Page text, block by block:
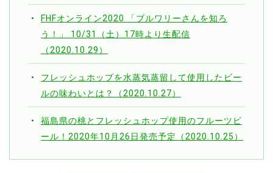
FHFオンライン2020 「ブルワリーさんを知ろ
う！」 10/31（土）17時より生配信
（2020.10.29）
フレッシュホップを水蒸気蒸留して使用したビー
ルの味わいとは？（2020.10.27）
福島県の桃とフレッシュホップ使用のフルーツビ
ール！2020年10月26日発売予定（2020.10.25）